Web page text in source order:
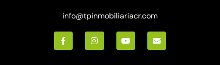
info@tpinmobiliariacr.com